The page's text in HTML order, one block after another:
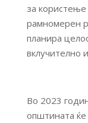
за
рамномерен
планира
вклучително
Во 2023
општината